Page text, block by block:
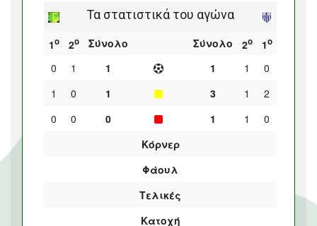
Τα στατιστικά του αγώνα
1ο 2ο Σύνολο Σύνολο 2ο 1ο
0 1 1 1 1
0
1
0 1 3 1
2
0
0 0 1 1
0
Κόρνερ
Φάουλ
Τελικές
Κατοχή